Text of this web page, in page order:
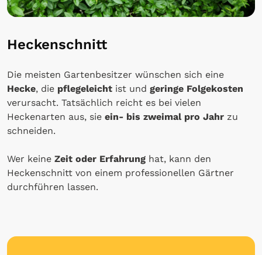
Heckenschnitt
Die meisten Gartenbesitzer wünschen sich eine
Hecke, die pflegeleicht ist und geringe Folgekosten
verursacht. Tatsächlich reicht es bei vielen
Heckenarten aus, sie ein- bis zweimal pro Jahr zu
schneiden.
Wer keine Zeit oder Erfahrung hat, kann den
Heckenschnitt von einem professionellen Gärtner
durchführen lassen.